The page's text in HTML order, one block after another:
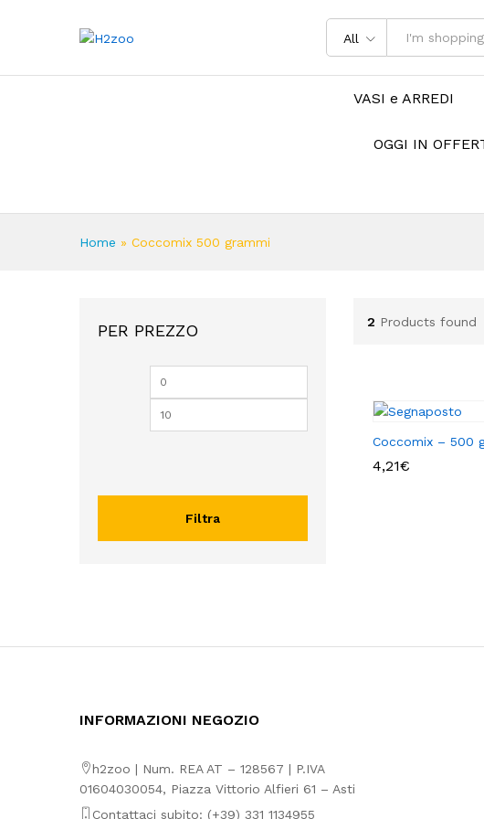
All
VASI e ARREDI
OGGI IN
Home » Coccomix 500 grammi
2 Products found
Coccomix – 500
4,21€
4,21€
PER PREZZO
Prezzo
Filtra
INFORMAZIONI NEGOZIO
h2zoo | Num. REA AT – 128567 | P.IVA
01604030054, Piazza Vittorio Alfieri 61 – Asti
Contattaci subito: (+39) 331 1134955